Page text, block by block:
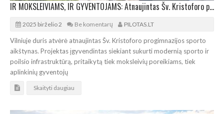
IR MOKSLEIVIAMS, IR GYVENTOJAMS: Atnaujintas Šv. Kristoforo progimnazijos sporto aikštynas
2025 birželio 2 Be komentarų PILOTAS.LT
Vilniuje duris atvėrė atnaujintas Šv. Kristoforo progimnazijos sporto
aikštynas. Projektas įgyvendintas siekiant sukurti modernią sporto ir
poilsio infrastruktūrą, pritaikytą tiek moksleivių poreikiams, tiek
aplinkinių gyventojų
Skaityti daugiau